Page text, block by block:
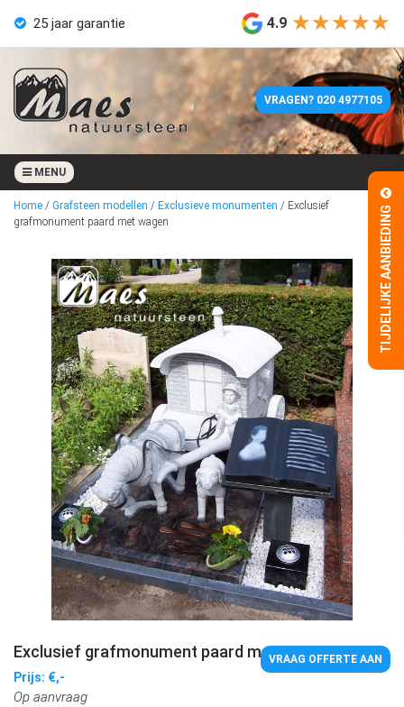
25 jaar garantie
Eigen werkplaats
Geen aanbetaling
4 weken levertijd
25 jaar garantie
Eigen werkplaats
Geen aanbetaling
4.9 ★★★★★
★★★★★
VRAGEN? 020 4977105
MENU
Home / Grafsteen modellen / Exclusieve monumenten / Exclusief
grafmonument paard met wagen
Exclusief grafmonument paard met wagen
Prijs: €,-
Op aanvraag
VRAAG OFFERTE AAN
TIJDELIJKE AANBIEDING